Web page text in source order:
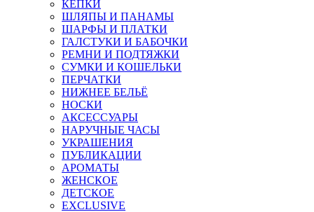
КЕПКИ
ШЛЯПЫ И ПАНАМЫ
ШАРФЫ И ПЛАТКИ
ГАЛСТУКИ И БАБОЧКИ
РЕМНИ И ПОДТЯЖКИ
СУМКИ И КОШЕЛЬКИ
ПЕРЧАТКИ
НИЖНЕЕ БЕЛЬЁ
НОСКИ
АКСЕССУАРЫ
НАРУЧНЫЕ ЧАСЫ
УКРАШЕНИЯ
ПУБЛИКАЦИИ
АРОМАТЫ
ЖЕНСКОЕ
ДЕТСКОЕ
EXCLUSIVE